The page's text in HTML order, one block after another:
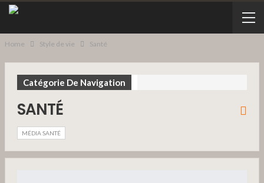
Home Style de vie Santé
Catégorie De Navigation
SANTÉ
MÉDIA SANTÉ